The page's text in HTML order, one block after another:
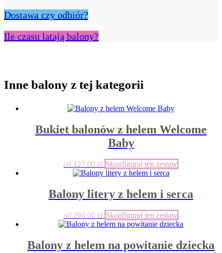
Dostawa czy odbiór?
Ile czasu latają balony?
Inne balony z tej kategorii
Bukiet balonów z helem Welcome
Baby
od 127.00 zł Skonfiguruj ten zestaw
Balony litery z helem i serca
od 260.00 zł Skonfiguruj ten zestaw
Balony z helem na powitanie dziecka